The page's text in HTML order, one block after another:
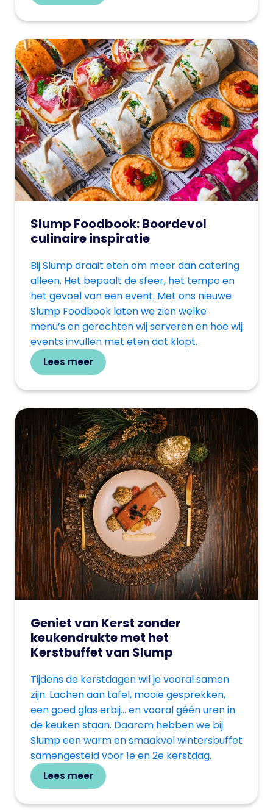
Slump Foodbook: Boordevol
culinaire inspiratie
Bij Slump draait eten om meer dan catering
alleen. Het bepaalt de sfeer, het tempo en
het gevoel van een event. Met ons nieuwe
Slump Foodbook laten we zien welke
menu’s en gerechten wij serveren en hoe wij
events invullen met eten dat klopt.
Lees meer
Geniet van Kerst zonder
keukendrukte met het
Kerstbuffet van Slump
Tijdens de kerstdagen wil je vooral samen
zijn. Lachen aan tafel, mooie gesprekken,
een goed glas erbij… en vooral géén uren in
de keuken staan. Daarom hebben we bij
Slump een warm en smaakvol wintersbuffet
samengesteld voor 1e en 2e kerstdag.
Lees meer